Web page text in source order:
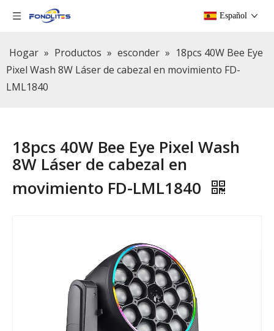
Español
Hogar » Productos » esconder » 18pcs 40W Bee Eye
Pixel Wash 8W Láser de cabezal en movimiento FD-
LML1840
18pcs 40W Bee Eye Pixel Wash
8W Láser de cabezal en
movimiento FD-LML1840